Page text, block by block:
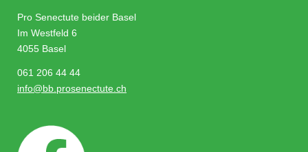
Pro Senectute beider Basel
Im Westfeld 6
4055 Basel
061 206 44 44
info@bb.prosenectute.ch